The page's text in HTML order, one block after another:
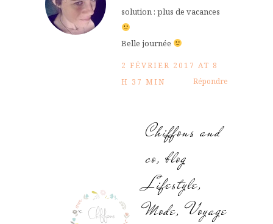
solution : plus de vacances
Belle journée
2 FÉVRIER 2017 AT 8
H 37 MIN
Répondre
Chiffons and
co, blog
Lifestyle,
Mode, Voyage